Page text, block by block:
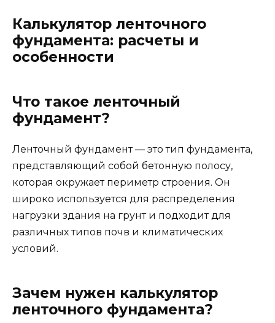
Калькулятор ленточного
фундамента: расчеты и
особенности
Что такое ленточный
фундамент?
Ленточный фундамент — это тип фундамента,
представляющий собой бетонную полосу,
которая окружает периметр строения. Он
широко используется для распределения
нагрузки здания на грунт и подходит для
различных типов почв и климатических
условий.
Зачем нужен калькулятор
ленточного фундамента?